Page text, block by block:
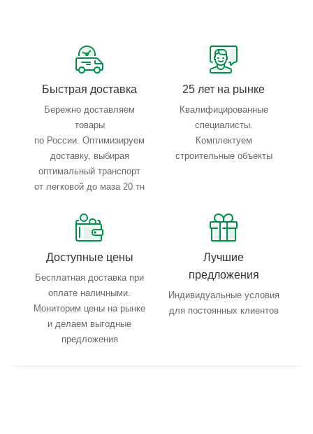
Тройной весовой контроль: въезд, погрузка, выезд
Быстрая доставка
Бережно доставляем
товары
по России. Оптимизируем
доставку, выбирая
оптимальный транспорт
от легковой до маза 20 тн
25 лет на рынке
Квалифицированные
специалисты.
Комплектуем
строительные объекты
Доступные цены
Бесплатная доставка при
оплате наличными.
Мониторим цены на рынке
и делаем выгодные
предложения
Лучшие
предложения
Индивидуальные условия
для постоянных клиентов